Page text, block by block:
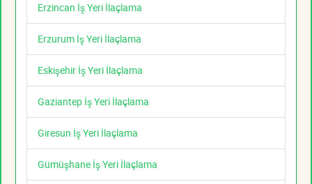
Erzincan İş Yeri İlaçlama
Erzurum İş Yeri İlaçlama
Eskişehir İş Yeri İlaçlama
Gaziantep İş Yeri İlaçlama
Giresun İş Yeri İlaçlama
Gümüşhane İş Yeri İlaçlama